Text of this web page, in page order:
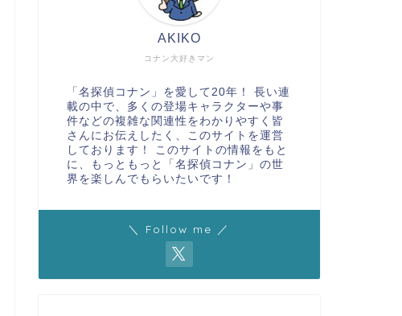
コナン大好きマン
AKIKO
「名探偵コナン」を愛して20年！ 長い連
載の中で、多くの登場キャラクターや事
件などの複雑な関連性をわかりやすく皆
さんにお伝えしたく、このサイトを運営
しております！ このサイトの情報をもと
に、もっともっと「名探偵コナン」の世
界を楽しんでもらいたいです！
＼ Follow me ／